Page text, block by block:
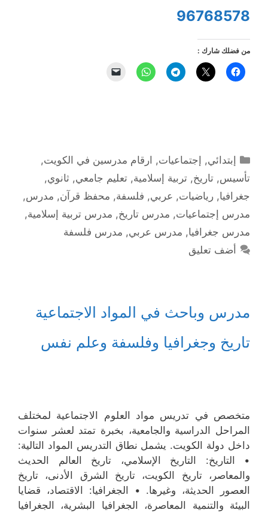
96768578
من فضلك شارك :
التصنيفات
إبتدائي, إجتماعيات, ارقام مدرسين في الكويت,
تأسيس, تاريخ, تربية إسلامية, تعليم جامعي, ثانوي,
جغرافيا, رياضيات, عربي, فلسفة, محفظ قرآن, مدرس,
مدرس إجتماعيات, مدرس تاريخ, مدرس تربية إسلامية,
مدرس جغرافيا, مدرس عربي, مدرس فلسفة
أضف تعليق
مدرس وباحث في المواد الاجتماعية
تاريخ وجغرافيا وفلسفة وعلم نفس
متخصص في تدريس مواد العلوم الاجتماعية لمختلف
المراحل الدراسية والجامعية، بخبرة تمتد لعشر سنوات
داخل دولة الكويت. يشمل نطاق التدريس المواد التالية:
• التاريخ: التاريخ الإسلامي، تاريخ العالم الحديث
والمعاصر، تاريخ الكويت، تاريخ الشرق الأدنى، تاريخ
العصور الحديثة، وغيرها. • الجغرافيا: الاقتصاد، قضايا
البيئة والتنمية المعاصرة، الجغرافيا البشرية، الجغرافيا